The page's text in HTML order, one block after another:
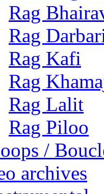
Rag
Rag
Rag Kafi
Rag
Rag Lalit
Rag Piloo
/
archives